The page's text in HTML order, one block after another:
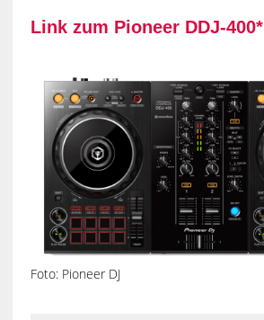
Link zum Pioneer DDJ-400*
Foto: Pioneer DJ